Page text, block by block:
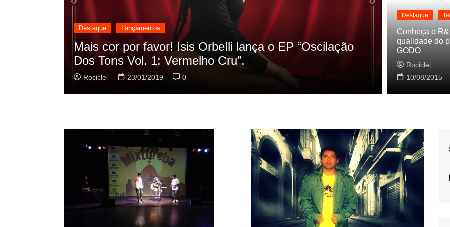
o EP “Oscilação
Destaque Lançamentos
Rashid vai buscar nos HQs as referencias do clipe de
sua nova música
Rociclei
Destaque
Conheça o
qualidade do
GODO
Rociclei
10/08/2015